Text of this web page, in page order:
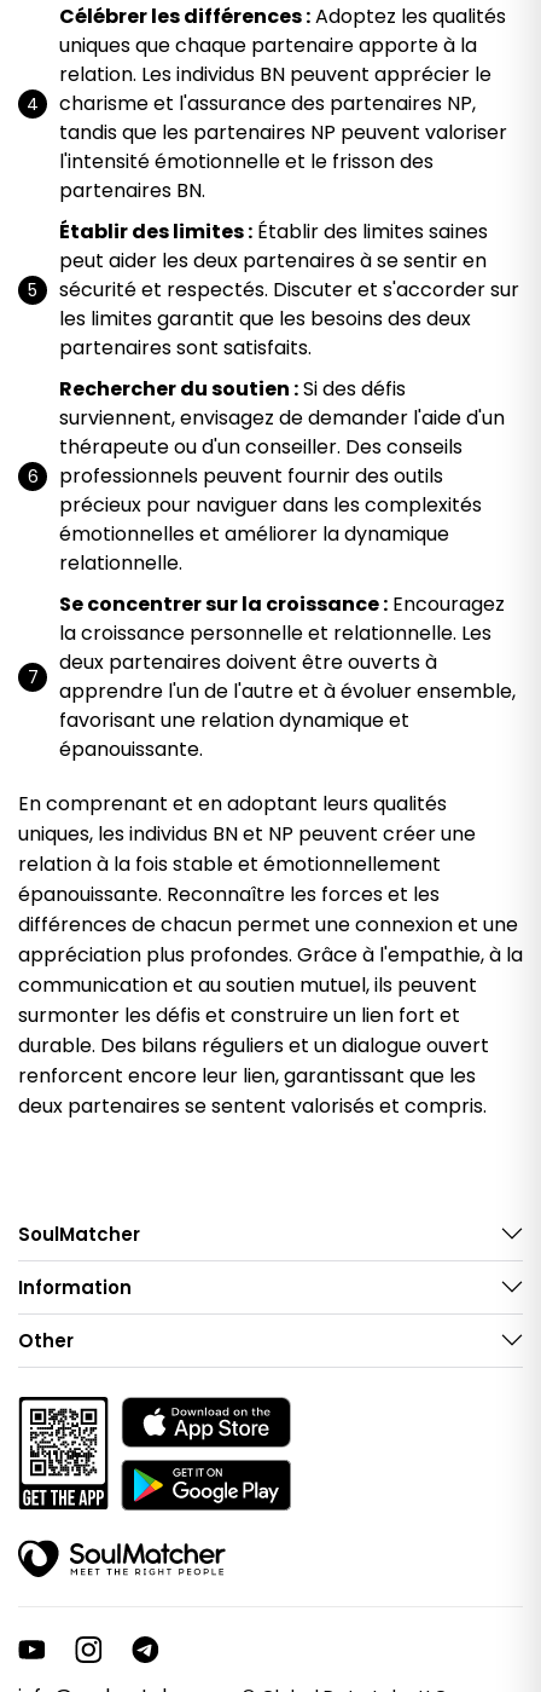
Célébrer les différences :Adoptez les qualités
uniques que chaque partenaire apporte à la
relation. Les individus BN peuvent apprécier le
charisme et l'assurance des partenaires NP,
tandis que les partenaires NP peuvent valoriser
l'intensité émotionnelle et le frisson des
partenaires BN.
Établir des limites : Établir des limites saines
peut aider les deux partenaires à se sentir en
sécurité et respectés. Discuter et s'accorder sur
les limites garantit que les besoins des deux
partenaires sont satisfaits.
Rechercher du soutien :Si des défis
surviennent, envisagez de demander l'aide d'un
thérapeute ou d'un conseiller. Des conseils
professionnels peuvent fournir des outils
précieux pour naviguer dans les complexités
émotionnelles et améliorer la dynamique
relationnelle.
Se concentrer sur la croissance : Encouragez
la croissance personnelle et relationnelle. Les
deux partenaires doivent être ouverts à
apprendre l'un de l'autre et à évoluer ensemble,
favorisant une relation dynamique et
épanouissante.
En comprenant et en adoptant leurs qualités
uniques, les individus BN et NP peuvent créer une
relation à la fois stable et émotionnellement
épanouissante. Reconnaître les forces et les
différences de chacun permet une connexion et une
appréciation plus profondes. Grâce à l'empathie, à la
communication et au soutien mutuel, ils peuvent
surmonter les défis et construire un lien fort et
durable. Des bilans réguliers et un dialogue ouvert
renforcent encore leur lien, garantissant que les
deux partenaires se sentent valorisés et compris.
SoulMatcher
Information
Other